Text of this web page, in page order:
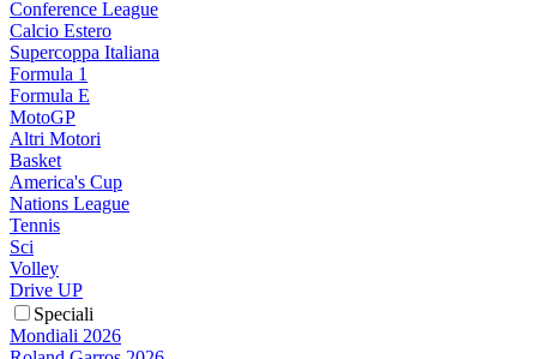
Conference League
Calcio Estero
Supercoppa Italiana
Formula 1
Formula E
MotoGP
Altri Motori
Basket
America's Cup
Nations League
Tennis
Sci
Volley
Drive UP
Speciali
Mondiali 2026